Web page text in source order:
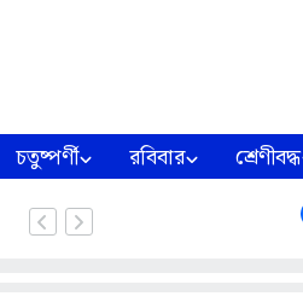
চতুষ্পর্ণী রবিবার শ্রেণীবদ্ধ